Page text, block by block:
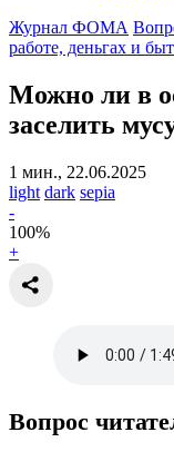
Журнал ФОМА
работе, деньгах и
Можно ли в
заселить
1 мин., 22.06.2025
light dark sepia
-
100%
+
Вопрос